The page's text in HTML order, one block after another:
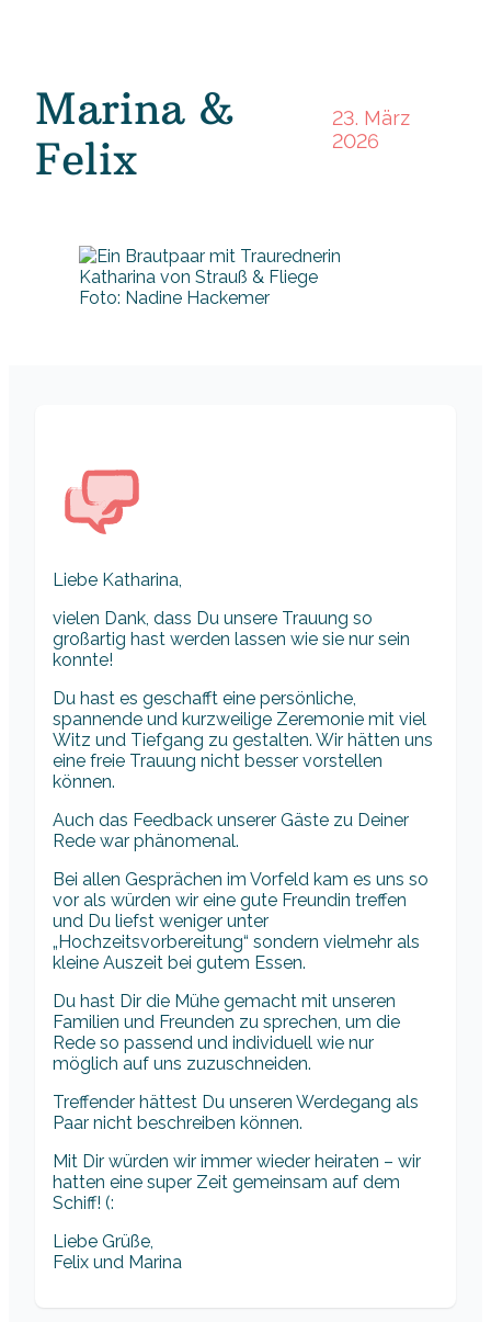
Marina &
Felix
23. März
2026
Foto: Nadine Hackemer
Liebe Katharina,
vielen Dank, dass Du unsere Trauung so
großartig hast werden lassen wie sie nur sein
konnte!
Du hast es geschafft eine persönliche,
spannende und kurzweilige Zeremonie mit viel
Witz und Tiefgang zu gestalten. Wir hätten uns
eine freie Trauung nicht besser vorstellen
können.
Auch das Feedback unserer Gäste zu Deiner
Rede war phänomenal.
Bei allen Gesprächen im Vorfeld kam es uns so
vor als würden wir eine gute Freundin treffen
und Du liefst weniger unter
„Hochzeitsvorbereitung“ sondern vielmehr als
kleine Auszeit bei gutem Essen.
Du hast Dir die Mühe gemacht mit unseren
Familien und Freunden zu sprechen, um die
Rede so passend und individuell wie nur
möglich auf uns zuzuschneiden.
Treffender hättest Du unseren Werdegang als
Paar nicht beschreiben können.
Mit Dir würden wir immer wieder heiraten – wir
hatten eine super Zeit gemeinsam auf dem
Schiff! (:
Liebe Grüße,
Felix und Marina